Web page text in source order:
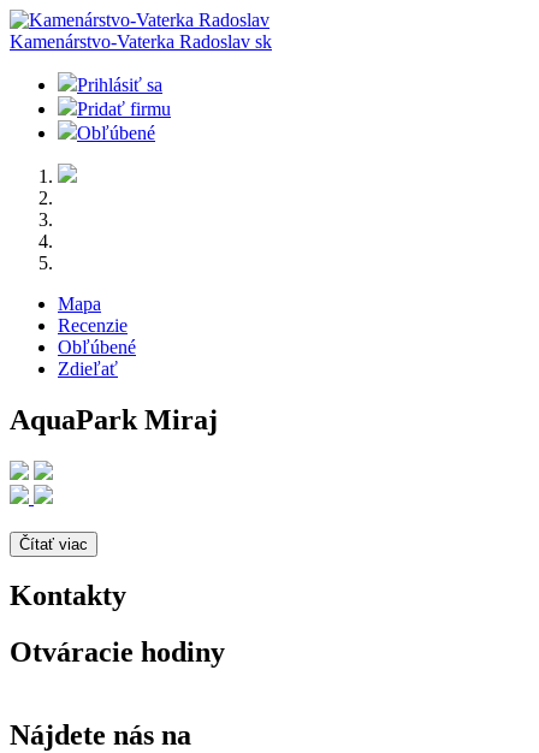
Kamenárstvo-Vaterka Radoslav sk
Prihlásiť sa
Pridať firmu
Obľúbené
Mapa
Recenzie
Obľúbené
Zdieľať
AquaPark Miraj
Čítať viac
Kontakty
Otváracie hodiny
Nájdete nás na